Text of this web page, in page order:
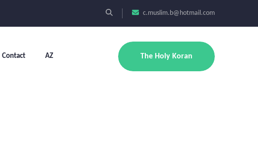
c.muslim.b@hotmail.com
Contact AZ The Holy Koran